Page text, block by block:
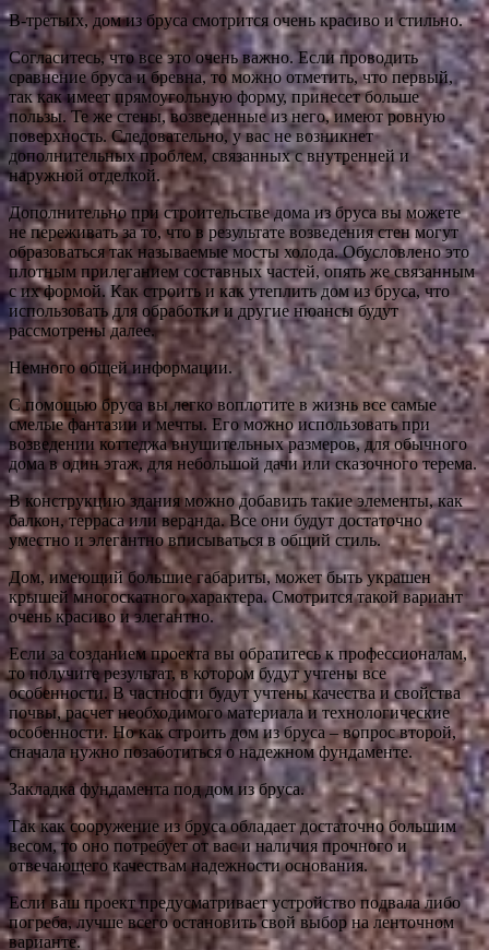
В-третьих, дом из бруса смотрится очень красиво и стильно.
Согласитесь, что все это очень важно. Если проводить
сравнение бруса и бревна, то можно отметить, что первый,
так как имеет прямоугольную форму, принесет больше
пользы. Те же стены, возведенные из него, имеют ровную
поверхность. Следовательно, у вас не возникнет
дополнительных проблем, связанных с внутренней и
наружной отделкой.
Дополнительно при строительстве дома из бруса вы можете
не переживать за то, что в результате возведения стен могут
образоваться так называемые мосты холода. Обусловлено это
плотным прилеганием составных частей, опять же связанным
с их формой. Как строить и как утеплить дом из бруса, что
использовать для обработки и другие нюансы будут
рассмотрены далее.
Немного общей информации.
С помощью бруса вы легко воплотите в жизнь все самые
смелые фантазии и мечты. Его можно использовать при
возведении коттеджа внушительных размеров, для обычного
дома в один этаж, для небольшой дачи или сказочного терема.
В конструкцию здания можно добавить такие элементы, как
балкон, терраса или веранда. Все они будут достаточно
уместно и элегантно вписываться в общий стиль.
Дом, имеющий большие габариты, может быть украшен
крышей многоскатного характера. Смотрится такой вариант
очень красиво и элегантно.
Если за созданием проекта вы обратитесь к профессионалам,
то получите результат, в котором будут учтены все
особенности. В частности будут учтены качества и свойства
почвы, расчет необходимого материала и технологические
особенности. Но как строить дом из бруса – вопрос второй,
сначала нужно позаботиться о надежном фундаменте.
Закладка фундамента под дом из бруса.
Так как сооружение из бруса обладает достаточно большим
весом, то оно потребует от вас и наличия прочного и
отвечающего качествам надежности основания.
Если ваш проект предусматривает устройство подвала либо
погреба, лучше всего остановить свой выбор на ленточном
варианте.